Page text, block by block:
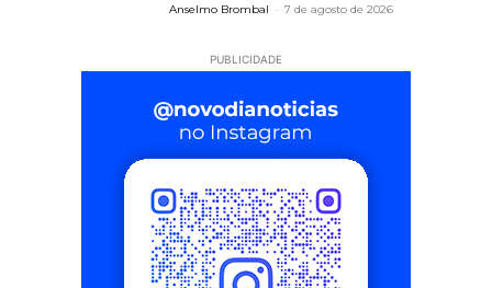
Anselmo Brombal - 7 de agosto de 2026
PUBLICIDADE